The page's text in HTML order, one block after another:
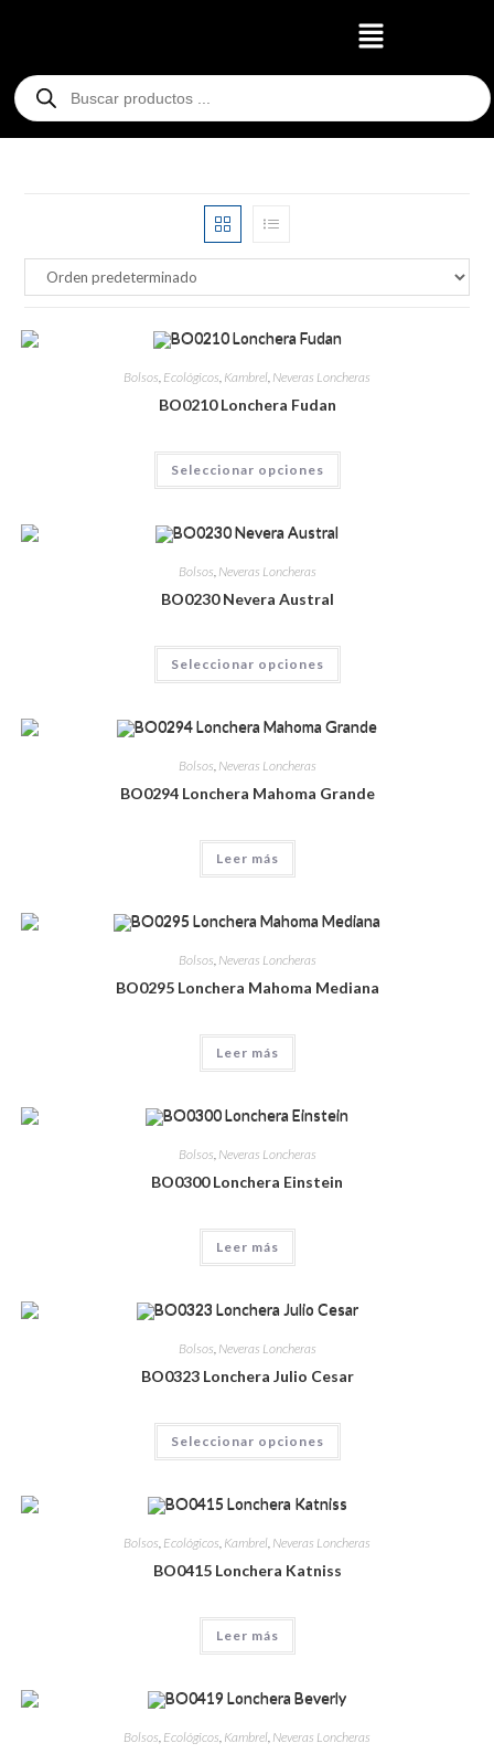
Bolsos Ecológicos Kambrel Neveras Loncheras
BO0210 Lonchera Fudan
Seleccionar opciones
Bolsos Neveras Loncheras
BO0230 Nevera Austral
Seleccionar opciones
Bolsos Neveras Loncheras
BO0294 Lonchera Mahoma Grande
Leer más
Bolsos Neveras Loncheras
BO0295 Lonchera Mahoma Mediana
Leer más
Bolsos Neveras Loncheras
BO0300 Lonchera Einstein
Leer más
Bolsos Neveras Loncheras
BO0323 Lonchera Julio Cesar
Seleccionar opciones
Bolsos Ecológicos Kambrel Neveras Loncheras
BO0415 Lonchera Katniss
Leer más
Bolsos Ecológicos Kambrel Neveras Loncheras